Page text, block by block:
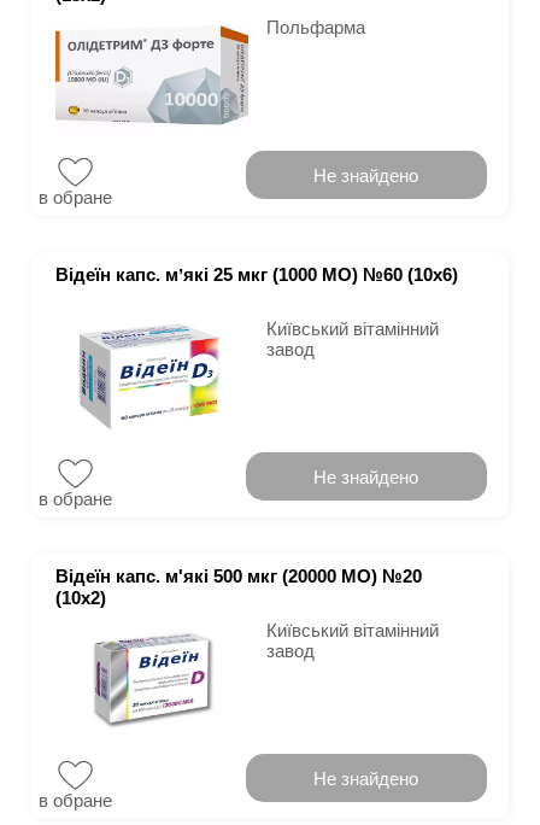
Польфарма
в обране
Не знайдено
Відеїн капс. мʼякі 25 мкг (1000 МО) №60 (10х6)
Київський вітамінний
завод
в обране
Не знайдено
Відеїн капс. м'які 500 мкг (20000 МО) №20
(10х2)
Київський вітамінний
завод
в обране
Не знайдено